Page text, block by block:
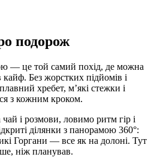
подорож
— це той самий похід, де можна
Без жорстких підйомів і
хребет, м’які стежки і
з кожним кроком.
і розмови, ловимо ритм гір і
ділянки з панорамою 360°:
Горгани — все як на долоні. Тут
ніж планував.